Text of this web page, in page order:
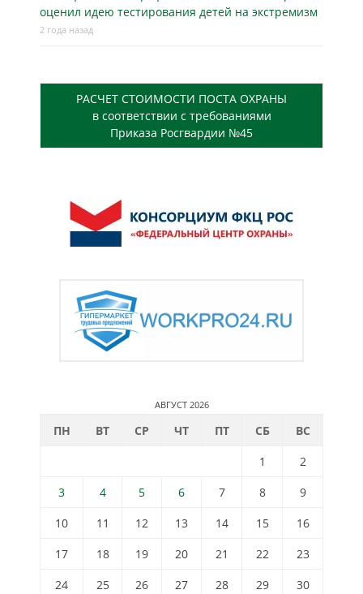
оценил идею тестирования детей на экстремизм
2 года назад
РАСЧЕТ СТОИМОСТИ ПОСТА ОХРАНЫ
в соответствии с требованиями
Приказа Росгвардии №45
АВГУСТ 2026
ПН ВТ СР ЧТ ПТ СБ
ВС
1
2
3
4 5 6 7 8
9
10
11 12 13 14 15
16
17
18 19 20 21 22
23
24
25 26 27 28 29
30